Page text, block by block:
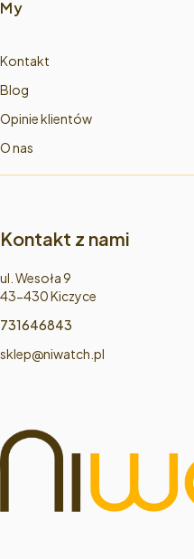
My
Kontakt
Blog
Opinie klientów
O nas
Kontakt z nami
Adres:
ul. Wesoła 9
43-430 Kiczyce
731646843
sklep@niwatch.pl